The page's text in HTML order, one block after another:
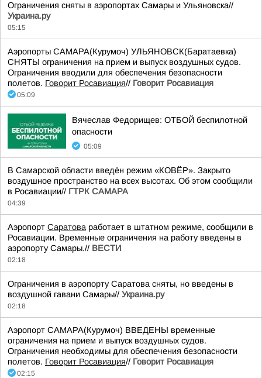
Ограничения сняты в аэропортах Самары и Ульяновска//
Украина.ру
05:15
Аэропорты САМАРА(Курумоч) УЛЬЯНОВСК(Баратаевка)
СНЯТЫ ограничения на прием и выпуск воздушных судов.
Ограничения вводили для обеспечения безопасности
полетов. Говорит Росавиация// Говорит Росавиация
05:09
Вячеслав Федорищев: ОТБОЙ беспилотной
опасности
05:09
В Самарской области введён режим «КОВЁР». Закрыто
воздушное пространство на всех высотах. Об этом сообщили
в Росавиации// ГТРК САМАРА
04:39
Аэропорт Саратова работает в штатном режиме, сообщили в
Росавиации. Временные ограничения на работу введены в
аэропорту Самары.// ВЕСТИ
02:18
Ограничения в аэропорту Саратова сняты, но введены в
воздушной гавани Самары// Украина.ру
02:18
Аэропорт САМАРА(Курумоч) ВВЕДЕНЫ временные
ограничения на прием и выпуск воздушных судов.
Ограничения необходимы для обеспечения безопасности
полетов. Говорит Росавиация// Говорит Росавиация
02:15